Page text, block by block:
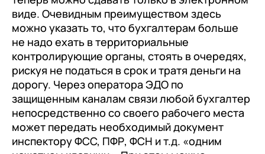
виде. Очевидным преимуществом здесь
можно указать то, что бухгалтерам больше
не надо ехать в территориальные
контролирующие органы, стоять в очередях,
рискуя не податься в срок и тратя деньги на
дорогу. Через оператора ЭДО по
защищенным каналам связи любой бухгалтер
непосредственно со своего рабочего места
может передать необходимый документ
инспектору ФСС, ПФР, ФСН и т.д. «одним